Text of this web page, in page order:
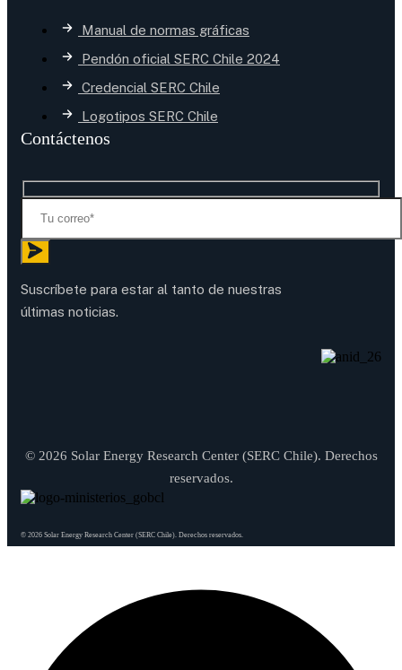
Manual de normas gráficas
Pendón oficial SERC Chile 2024
Credencial SERC Chile
Logotipos SERC Chile
Contáctenos
Suscríbete para estar al tanto de nuestras
últimas noticias.
© 2026 Solar Energy Research Center (SERC Chile). Derechos
reservados.
© 2026 Solar Energy Research Center (SERC Chile). Derechos reservados.